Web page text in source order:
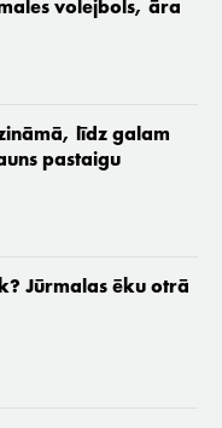
volejbols, āra
līdz galam
pastaigu
Jūrmalas ēku otrā